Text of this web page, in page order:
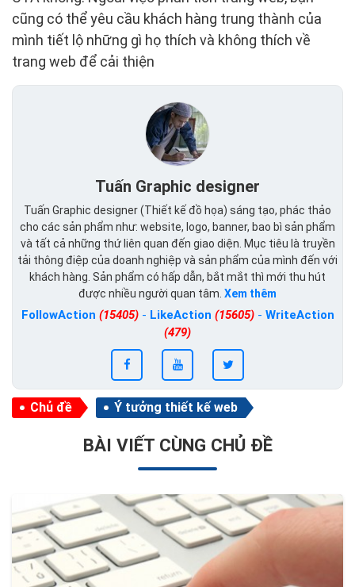
cũng có thể yêu cầu khách hàng trung thành của
mình tiết lộ những gì họ thích và không thích về
trang web để cải thiện
Tuấn Graphic designer
Tuấn Graphic designer (Thiết kế đồ họa) sáng tạo, phác thảo
cho các sản phẩm như: website, logo, banner, bao bì sản phẩm
và tất cả những thứ liên quan đến giao diện. Mục tiêu là truyền
tải thông điệp của doanh nghiệp và sản phẩm của mình đến với
khách hàng. Sản phẩm có hấp dẫn, bắt mắt thì mới thu hút
được nhiều người quan tâm. Xem thêm
FollowAction (15405)- LikeAction (15605)- WriteAction
(479)
Chủ đề Ý tưởng thiết kế web
BÀI VIẾT CÙNG CHỦ ĐỀ